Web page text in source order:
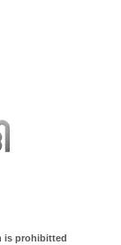
is prohibitted